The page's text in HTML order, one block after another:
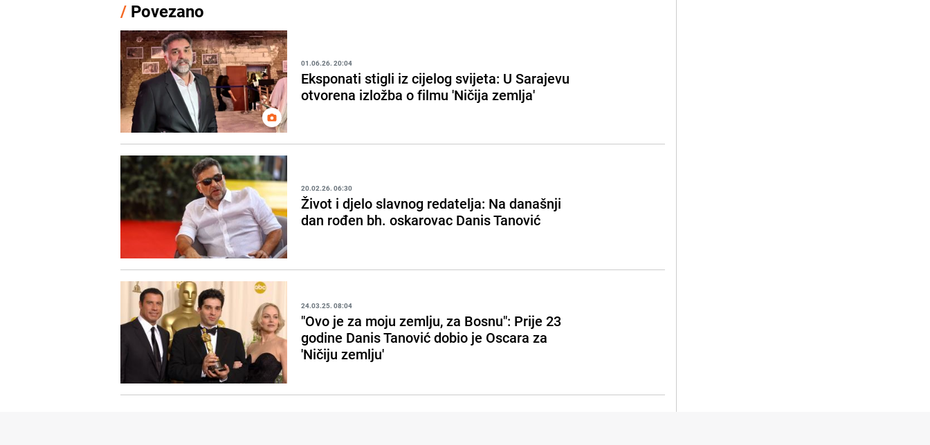
/ Povezano
01.06.26. 20:04
Eksponati stigli iz cijelog svijeta: U Sarajevu
otvorena izložba o filmu 'Ničija zemlja'
20.02.26. 06:30
Život i djelo slavnog redatelja: Na današnji
dan rođen bh. oskarovac Danis Tanović
24.03.25. 08:04
"Ovo je za moju zemlju, za Bosnu": Prije 23
godine Danis Tanović dobio je Oscara za
'Ničiju zemlju'